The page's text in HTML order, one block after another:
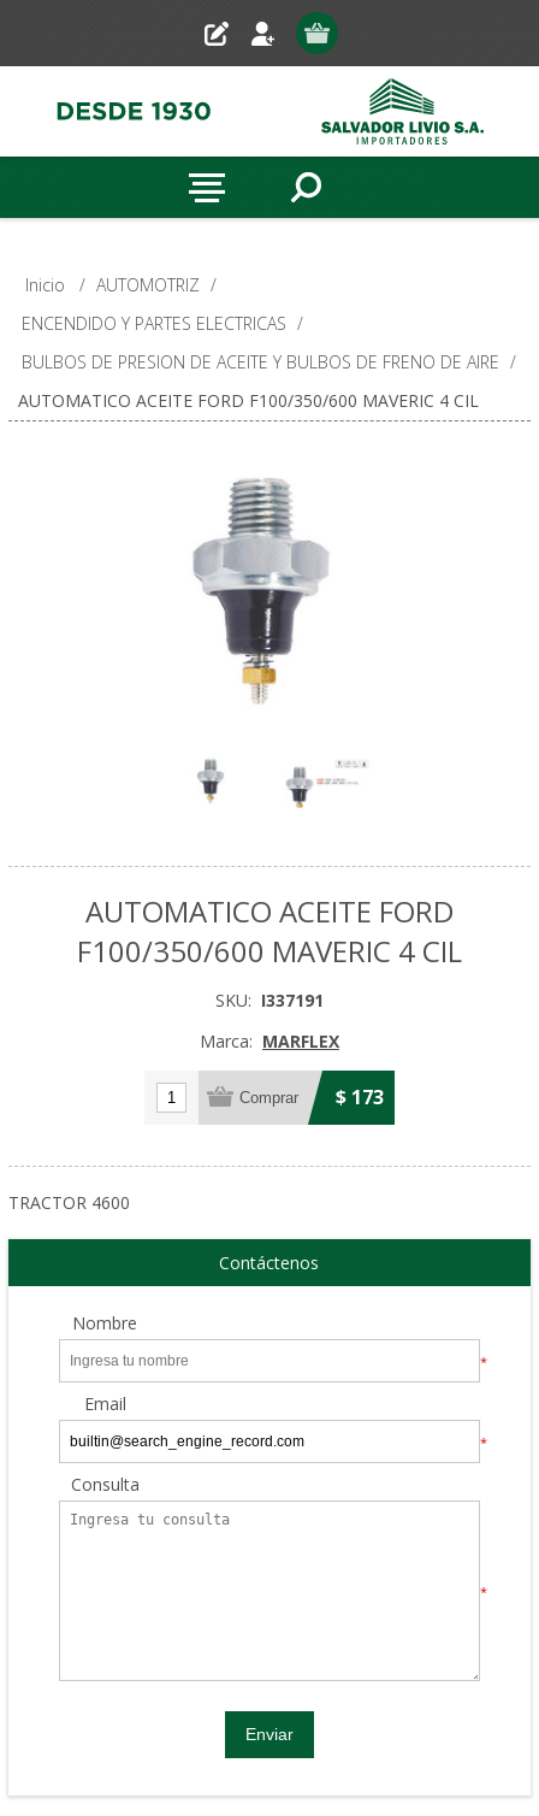
Inicio / AUTOMOTRIZ /
ENCENDIDO Y PARTES ELECTRICAS /
BULBOS DE PRESION DE ACEITE Y BULBOS DE FRENO DE AIRE /
AUTOMATICO ACEITE FORD F100/350/600 MAVERIC 4 CIL
AUTOMATICO ACEITE FORD
F100/350/600 MAVERIC 4 CIL
SKU: I337191
Marca: MARFLEX
$ 173
TRACTOR 4600
Contáctenos
Nombre
*
Email
*
Consulta
*